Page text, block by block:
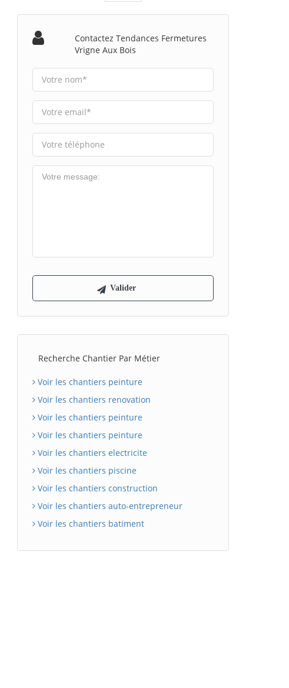
Contactez Tendances Fermetures
Vrigne Aux Bois
Recherche Chantier Par Métier
Voir les chantiers peinture
Voir les chantiers renovation
Voir les chantiers peinture
Voir les chantiers peinture
Voir les chantiers electricite
Voir les chantiers piscine
Voir les chantiers construction
Voir les chantiers auto-entrepreneur
Voir les chantiers batiment